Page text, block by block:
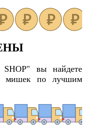
вы найдете
мишек по лучшим